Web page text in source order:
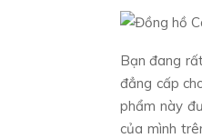
Bạn đang
đẳng cấp
phẩm này
của mình